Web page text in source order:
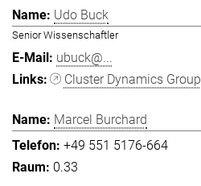
Udo Buck
Senior Wissenschaftler
ubuck@...
Cluster Dynamics Group
Marcel Burchard
+49 551 5176-664
0.33